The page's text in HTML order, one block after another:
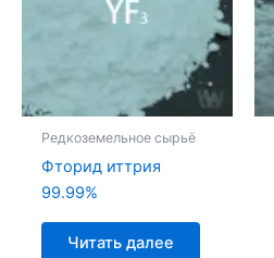
Редкоземельное сырьё
Фторид иттрия
99.99%
Читать далее